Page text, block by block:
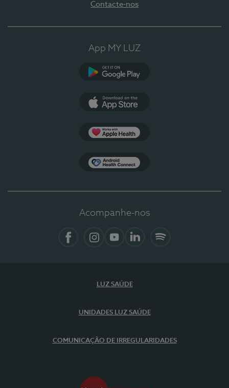
Contacte-nos
App MY LUZ
Acompanhe-nos
LUZ SAÚDE
UNIDADES LUZ SAÚDE
COMUNICAÇÃO DE IRREGULARIDADES